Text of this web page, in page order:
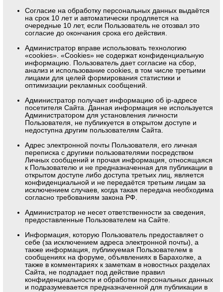
Согласие на обработку персональных данных выдаётся
на срок 10 лет и автоматически продляется на
очередные 10 лет, если Пользователь не отозвал это
согласие до окончания срока его действия.
Администратор вправе использовать технологию
«cookies». «Cookies» не содержат конфиденциальную
информацию. Пользователь дает согласие на сбор,
анализ и использование cookies, в том числе третьими
лицами для целей формирования статистики и
оптимизации рекламных сообщений.
Администратор получает информацию об ip-адресе
посетителя Сайта. Данная информация не используется
Администратором для установления личности
Пользователя, не публикуется в открытом доступе и
недоступна другим пользователям Сайта.
Адрес электронной почты Пользователя, его личная
переписка с другими пользователями посредством
Личных сообщений и прочая информация, относящаяся
к Пользователю и не предназначенная для публикации в
открытом доступе либо доступа третьих лиц, является
конфиденциальной и не передаётся третьим лицам за
исключением случаев, когда такая передача необходима
согласно требованиям закона РФ.
Администратор не несет ответственности за сведения,
предоставленные Пользователем на Сайте.
Информация, которую Пользователь предоставляет о
себе (за исключением адреса электронной почты), а
также информация, публикуемая Пользователем в
сообщениях на форуме, объявлениях в Барахолке, а
также в комментариях к заметкам в новостных разделах
Сайта, не подпадает под действие правил
конфиденциальности и обработки персональных данных
и подразумевается предназначенной для публикации в